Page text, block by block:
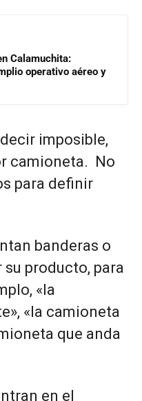
Calamuchita:
operativo aéreo y
imposible,
camioneta. No
para definir
banderas o
producto, para
«la
«la camioneta
que anda
en el